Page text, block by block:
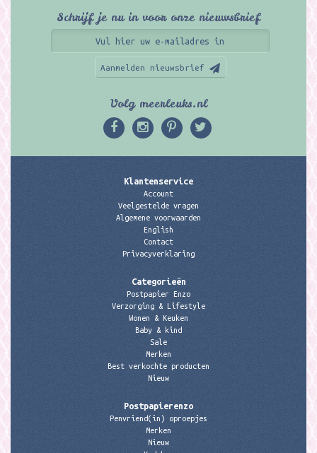
Schrijf je nu in voor onze nieuwsbrief
Aanmelden nieuwsbrief
Volg meerleuks.nl
Klantenservice
Account
Veelgestelde vragen
Algemene voorwaarden
English
Contact
Privacyverklaring
Categorieën
Postpapier Enzo
Verzorging & Lifestyle
Wonen & Keuken
Baby & kind
Sale
Merken
Best verkochte producten
Nieuw
Postpapierenzo
Penvriend(in) oproepjes
Merken
Nieuw